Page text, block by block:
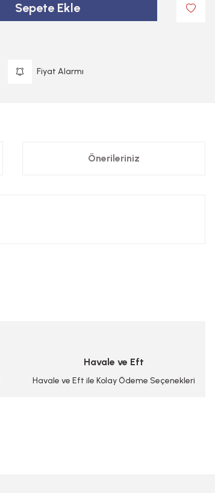
Sepete Ekle
Fiyat Alarmı
Önerileriniz
Havale ve Eft
Havale ve Eft ile Kolay Ödeme Seçenekleri